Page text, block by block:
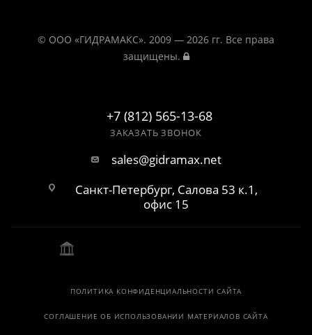
© ООО «ГИДРАМАКС». 2009 — 2026 гг. Все права
защищены.
+7 (812) 565-13-68
ЗАКАЗАТЬ ЗВОНОК
sales@gidramax.net
Санкт-Петербург, Салова 53 к.1,
офис 15
ПОЛИТИКА КОНФИДЕНЦИАЛЬНОСТИ САЙТА
СОГЛАШЕНИЕ ОБ ИСПОЛЬЗОВАНИИ МАТЕРИАЛОВ САЙТА